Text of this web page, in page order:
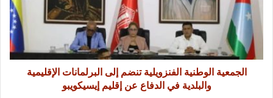
الجمعية الوطنية الفنزويلية تنضم إلى البرلمانات الإقليمية
والبلدية في الدفاع عن إقليم إيسيكويبو